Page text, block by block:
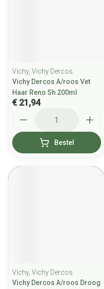
Vichy, Vichy Dercos
Vichy Dercos A/roos Vet
Haar Reno Sh 200ml
€ 21,94
Bestel
Vichy, Vichy Dercos
Vichy Dercos A/roos Droog